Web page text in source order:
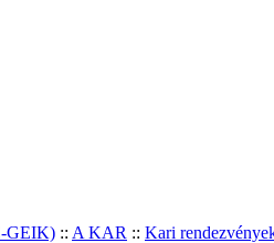
GEIK) :: A KAR :: Kari